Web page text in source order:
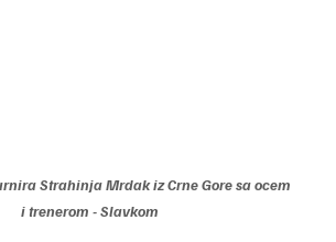
Strahinja Mrdak iz Crne Gore sa ocem
i trenerom - Slavkom